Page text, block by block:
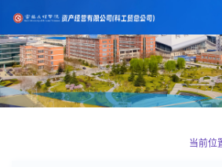
当前位